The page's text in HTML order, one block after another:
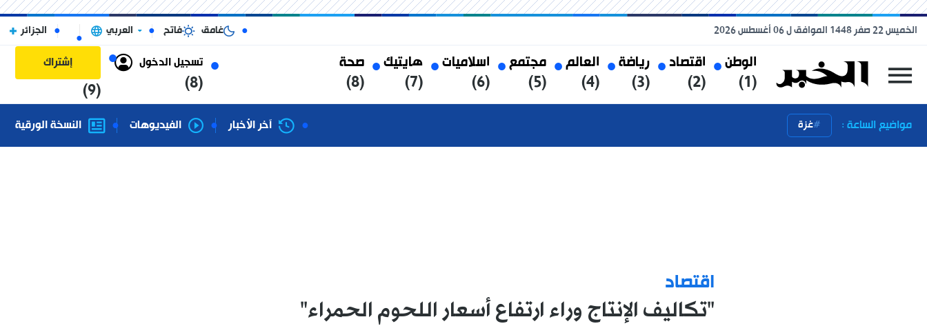
الوطن
(1)
اقتصاد
(2)
رياضة
(3)
العالم
(4)
مجتمع
(5)
اسلاميات
(6)
هايتيك
(7)
صحة
(8)
تسجيل الدخول
(8)
إشتراك
(9)
الخميس 22 صفر 1448 الموافق ل 06 أغسطس 2026 غامق فاتح العربي الجزائر
مواضيع الساعة : غزة آخر الأخبار الفيديوهات النسخة الورقية
اقتصاد
"تكاليف الإنتاج وراء ارتفاع أسعار اللحوم الحمراء"